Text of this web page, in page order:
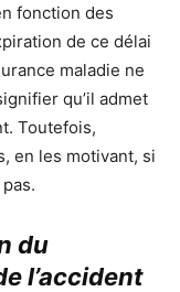
fonction des
de ce délai
maladie ne
qu’il admet
Toutefois,
en les motivant, si
du
l’accident